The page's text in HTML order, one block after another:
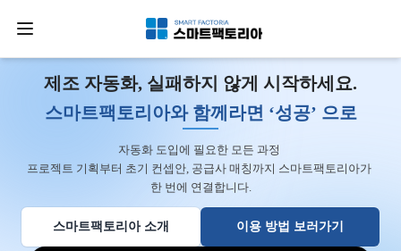
제조 자동화, 실패하지 않게 시작하세요.
스마트팩토리아와 함께라면 ‘성공’ 으로
자동화 도입에 필요한 모든 과정
프로젝트 기획부터 초기 컨셉안, 공급사 매칭까지 스마트팩토리아가
한 번에 연결합니다.
스마트팩토리아 소개 이용 방법 보러가기